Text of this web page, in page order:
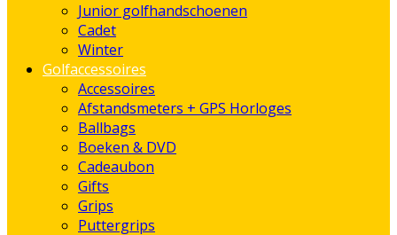
Junior golfhandschoenen
Cadet
Winter
Golfaccessoires
Accessoires
Afstandsmeters + GPS Horloges
Ballbags
Boeken & DVD
Cadeaubon
Gifts
Grips
Puttergrips